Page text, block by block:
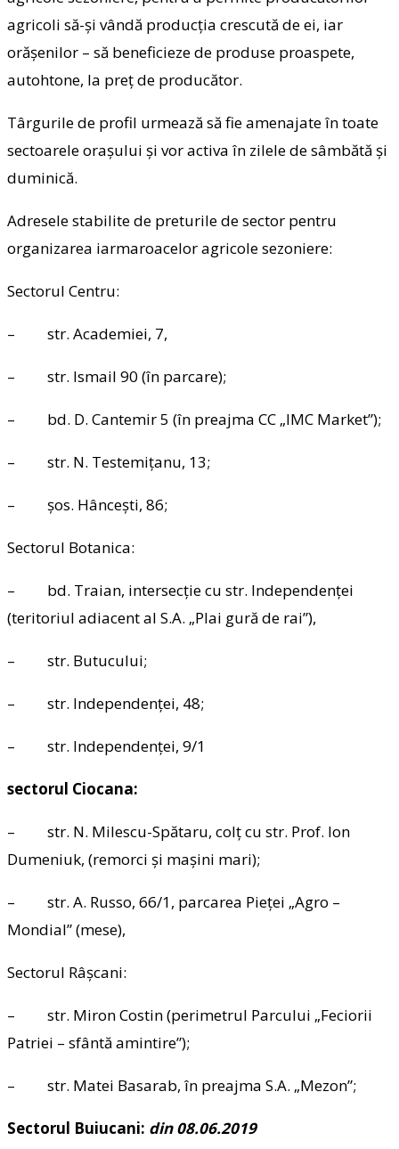
agricoli să-și vândă producția crescută de ei, iar
orășenilor – să beneficieze de produse proaspete,
autohtone, la preț de producător.
Târgurile de profil urmează să fie amenajate în toate
sectoarele orașului și vor activa în zilele de sâmbătă și
duminică.
Adresele stabilite de preturile de sector pentru
organizarea iarmaroacelor agricole sezoniere:
Sectorul Centru:
– str. Academiei, 7,
– str. Ismail 90 (în parcare);
– bd. D. Cantemir 5 (în preajma CC „IMC Market”);
– str. N. Testemițanu, 13;
– șos. Hâncești, 86;
Sectorul Botanica:
– bd. Traian, intersecție cu str. Independenței
(teritoriul adiacent al S.A. „Plai gură de rai”),
– str. Butucului;
– str. Independenței, 48;
– str. Independenței, 9/1
sectorul Ciocana:
– str. N. Milescu-Spătaru, colț cu str. Prof. Ion
Dumeniuk, (remorci și mașini mari);
– str. A. Russo, 66/1, parcarea Pieței „Agro –
Mondial” (mese),
Sectorul Râșcani:
– str. Miron Costin (perimetrul Parcului „Feciorii
Patriei – sfântă amintire”);
– str. Matei Basarab, în preajma S.A. „Mezon”;
Sectorul Buiucani: din 08.06.2019